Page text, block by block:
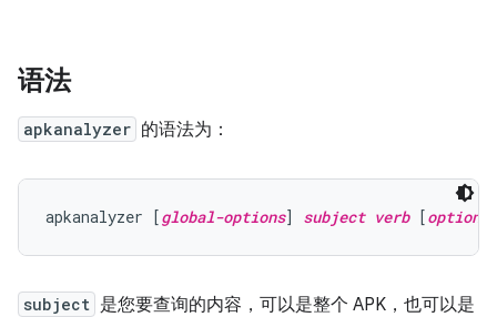
语法
apkanalyzer 的语法为：
apkanalyzer [global-options] subject verb [options
subject 是您要查询的内容，可以是整个 APK，也可以是